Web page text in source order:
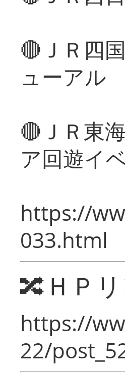
🔴ＪＲ四
ューアル
🔴ＪＲ東
ア回遊イ
https://
033.html
🔀ＨＰ
https://
22/